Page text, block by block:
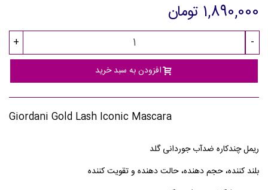
1,890,000 تومان
-
+
افزودن به سبد خرید
Giordani Gold Lash Iconic Mascara
ریمل چندکاره ضدآب جوردانی گلد
بلند کننده، حجم دهنده، حالت دهنده و تقویت کننده